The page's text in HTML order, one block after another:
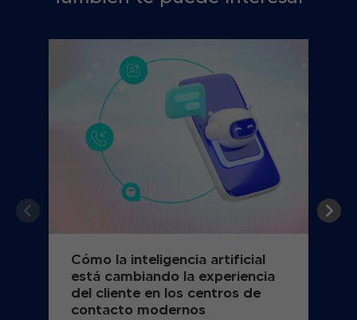
Cómo la inteligencia artificial
está cambiando la experiencia
del cliente en los centros de
contacto modernos